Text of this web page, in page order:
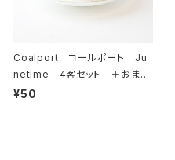
Coalport コールポート Ju
netime 4客セット ＋おまけ
付き カップ＆ソーサー 【イギ
¥50